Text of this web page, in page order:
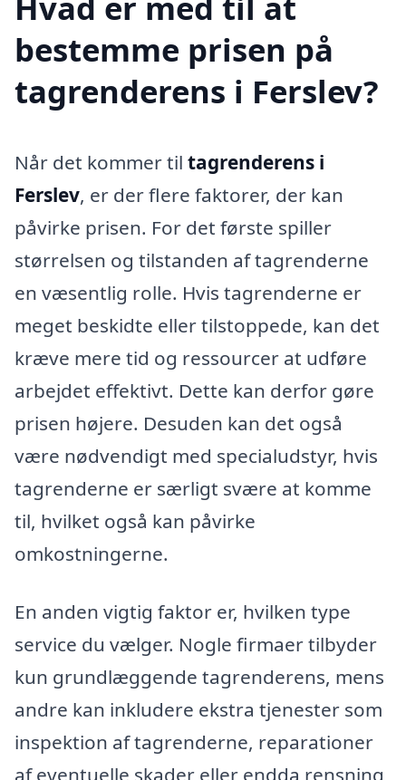
bestemme prisen på
tagrenderens i Ferslev?
Når det kommer til tagrenderens i
Ferslev, er der flere faktorer, der kan
påvirke prisen. For det første spiller
størrelsen og tilstanden af tagrenderne
en væsentlig rolle. Hvis tagrenderne er
meget beskidte eller tilstoppede, kan det
kræve mere tid og ressourcer at udføre
arbejdet effektivt. Dette kan derfor gøre
prisen højere. Desuden kan det også
være nødvendigt med specialudstyr, hvis
tagrenderne er særligt svære at komme
til, hvilket også kan påvirke
omkostningerne.
En anden vigtig faktor er, hvilken type
service du vælger. Nogle firmaer tilbyder
kun grundlæggende tagrenderens, mens
andre kan inkludere ekstra tjenester som
inspektion af tagrenderne, reparationer
af eventuelle skader eller endda rensning